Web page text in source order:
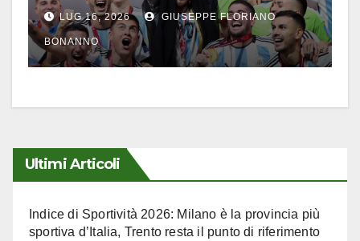
LUG 16, 2026 GIUSEPPE FLORIANO
BONANNO
Ultimi Articoli
Indice di Sportività 2026: Milano è la provincia più
sportiva d’Italia, Trento resta il punto di riferimento